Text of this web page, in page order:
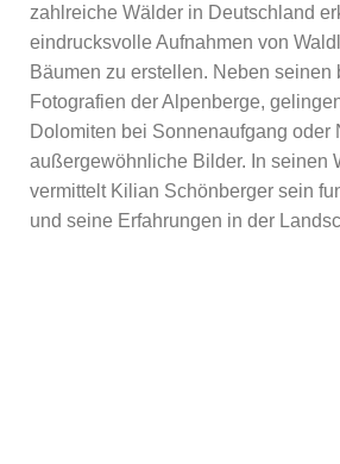
zahlreiche Wälder in Deutschland
eindrucksvolle Aufnahmen von
Bäumen zu erstellen. Neben seinen
Fotografien der Alpenberge,
Dolomiten bei Sonnenaufgang oder
außergewöhnliche Bilder. In seinen
vermittelt Kilian Schönberger sein
und seine Erfahrungen in der